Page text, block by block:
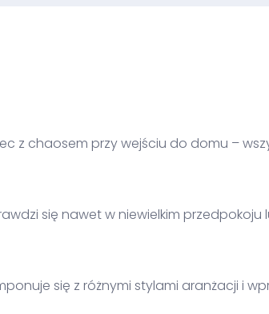
z chaosem przy wejściu do domu –
się nawet w niewielkim przedpokoju
się z różnymi stylami aranżacji i